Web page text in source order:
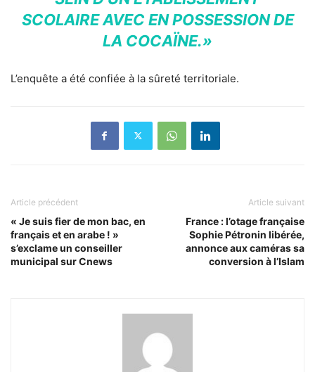
SCOLAIRE AVEC EN POSSESSION DE
LA COCAÏNE.»
L’enquête a été confiée à la sûreté territoriale.
Article précédent
« Je suis fier de mon bac, en
français et en arabe ! »
s’exclame un conseiller
municipal sur Cnews
Article suivant
France : l’otage française
Sophie Pétronin libérée,
annonce aux caméras sa
conversion à l’Islam